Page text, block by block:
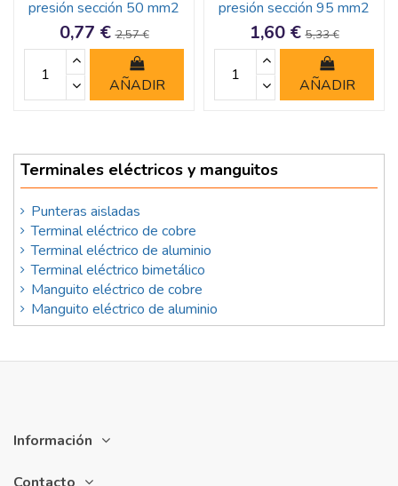
presión sección 50 mm2
0,77 €2,57 €
AÑADIR
presión sección 95 mm2
1,60 €5,33 €
AÑADIR
Terminales eléctricos y manguitos
Punteras aisladas
Terminal eléctrico de cobre
Terminal eléctrico de aluminio
Terminal eléctrico bimetálico
Manguito eléctrico de cobre
Manguito eléctrico de aluminio
Información